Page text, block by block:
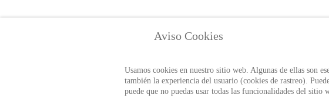
+57 311 8666327 - 323 6964227
Datos Legales
Autorización de tratamiento de
Aviso Cookies
Usamos cookies en nuestro sitio web. Algunas de ellas son
también la experiencia del usuario (cookies de rastreo).
puede que no puedas usar todas las funcionalidades del sitio